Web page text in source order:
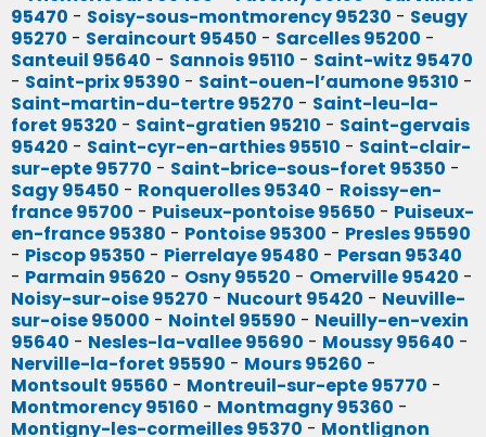
95470 - Soisy-sous-montmorency 95230 - Seugy
95270 - Seraincourt 95450 - Sarcelles 95200 -
Santeuil 95640 - Sannois 95110 - Saint-witz 95470
- Saint-prix 95390 - Saint-ouen-l’aumone 95310 -
Saint-martin-du-tertre 95270 - Saint-leu-la-
foret 95320 - Saint-gratien 95210 - Saint-gervais
95420 - Saint-cyr-en-arthies 95510 - Saint-clair-
sur-epte 95770 - Saint-brice-sous-foret 95350 -
Sagy 95450 - Ronquerolles 95340 - Roissy-en-
france 95700 - Puiseux-pontoise 95650 - Puiseux-
en-france 95380 - Pontoise 95300 - Presles 95590
- Piscop 95350 - Pierrelaye 95480 - Persan 95340
- Parmain 95620 - Osny 95520 - Omerville 95420 -
Noisy-sur-oise 95270 - Nucourt 95420 - Neuville-
sur-oise 95000 - Nointel 95590 - Neuilly-en-vexin
95640 - Nesles-la-vallee 95690 - Moussy 95640 -
Nerville-la-foret 95590 - Mours 95260 -
Montsoult 95560 - Montreuil-sur-epte 95770 -
Montmorency 95160 - Montmagny 95360 -
Montigny-les-cormeilles 95370 - Montlignon